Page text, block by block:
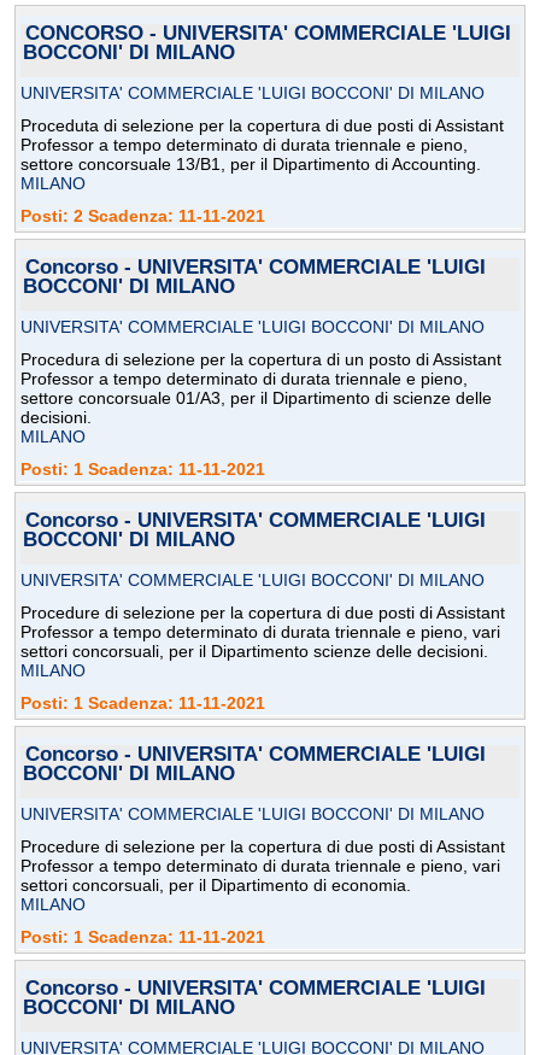
CONCORSO - UNIVERSITA' COMMERCIALE 'LUIGI
BOCCONI' DI MILANO
UNIVERSITA' COMMERCIALE 'LUIGI BOCCONI' DI MILANO
Proceduta di selezione per la copertura di due posti di Assistant
Professor a tempo determinato di durata triennale e pieno,
settore concorsuale 13/B1, per il Dipartimento di Accounting.
MILANO
Posti: 2 Scadenza: 11-11-2021
Concorso - UNIVERSITA' COMMERCIALE 'LUIGI
BOCCONI' DI MILANO
UNIVERSITA' COMMERCIALE 'LUIGI BOCCONI' DI MILANO
Procedura di selezione per la copertura di un posto di Assistant
Professor a tempo determinato di durata triennale e pieno,
settore concorsuale 01/A3, per il Dipartimento di scienze delle
decisioni.
MILANO
Posti: 1 Scadenza: 11-11-2021
Concorso - UNIVERSITA' COMMERCIALE 'LUIGI
BOCCONI' DI MILANO
UNIVERSITA' COMMERCIALE 'LUIGI BOCCONI' DI MILANO
Procedure di selezione per la copertura di due posti di Assistant
Professor a tempo determinato di durata triennale e pieno, vari
settori concorsuali, per il Dipartimento scienze delle decisioni.
MILANO
Posti: 1 Scadenza: 11-11-2021
Concorso - UNIVERSITA' COMMERCIALE 'LUIGI
BOCCONI' DI MILANO
UNIVERSITA' COMMERCIALE 'LUIGI BOCCONI' DI MILANO
Procedure di selezione per la copertura di due posti di Assistant
Professor a tempo determinato di durata triennale e pieno, vari
settori concorsuali, per il Dipartimento di economia.
MILANO
Posti: 1 Scadenza: 11-11-2021
Concorso - UNIVERSITA' COMMERCIALE 'LUIGI
BOCCONI' DI MILANO
UNIVERSITA' COMMERCIALE 'LUIGI BOCCONI' DI MILANO